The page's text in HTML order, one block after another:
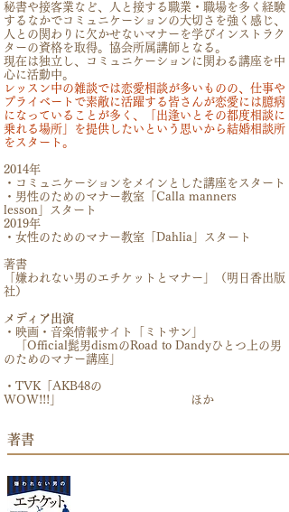
秘書や接客業など、人と接する職業・職場を多く経験
するなかでコミュニケーションの大切さを強く感じ、
人との関わりに欠かせないマナーを学びインストラク
ターの資格を取得。協会所属講師となる。
現在は独立し、コミュニケーションに関わる講座を中
心に活動中。
レッスン中の雑談では恋愛相談が多いものの、仕事や
プライベートで素敵に活躍する皆さんが恋愛には臆病
になっていることが多く、「出逢いとその都度相談に
乗れる場所」を提供したいという思いから結婚相談所
をスタート。
2014年
・コミュニケーションをメインとした講座をスタート
・男性のためのマナー教室「Calla manners
lesson」スタート
2019年
・女性のためのマナー教室「Dahlia」スタート
著書
「嫌われない男のエチケットとマナー」（明日香出版
社）
​メディア出演
・映画・音楽情報サイト「ミトサン」
「Official髭男dismのRoad to Dandyひとつ上の男
のためのマナー講座」
・TVK「AKB48の
WOW!!!」
ほか
著書